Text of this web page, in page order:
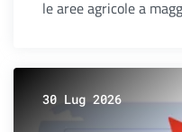
le aree agricole a
30 Lug 2026